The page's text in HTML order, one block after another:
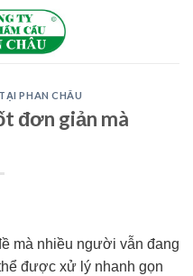
PHAN CHÂU
đơn giản mà
mà nhiều người vẫn đang
được xử lý nhanh gọn